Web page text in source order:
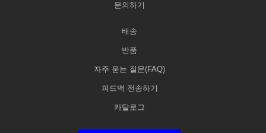
문의하기
배송
반품
자주 묻는 질문(FAQ)
피드백 전송하기
카탈로그